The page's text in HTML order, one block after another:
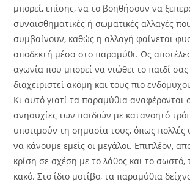
μπορεί, επίσης, να το βοηθήσουν να
συναισθηματικές ή σωματικές αλλαγές
συμβαίνουν, καθώς η αλλαγή φαίνεται
αποδεκτή μέσα στο παραμύθι. Ως
αγωνία που μπορεί να νιώθει το παιδί
διαχειριστεί ακόμη και τους πιο
Κι αυτό γιατί τα παραμύθια αναφέρονται
ανησυχίες των παιδιών με κατανοητό
υποτιμούν τη σημασία τους, όπως πολλές
να κάνουμε εμείς οι μεγάλοι. Επιπλέον,
κρίση σε σχέση με το λάθος και το σωστό,
κακό. Στο ίδιο μοτίβο, τα παραμύθια